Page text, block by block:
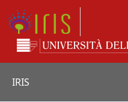
IRIS